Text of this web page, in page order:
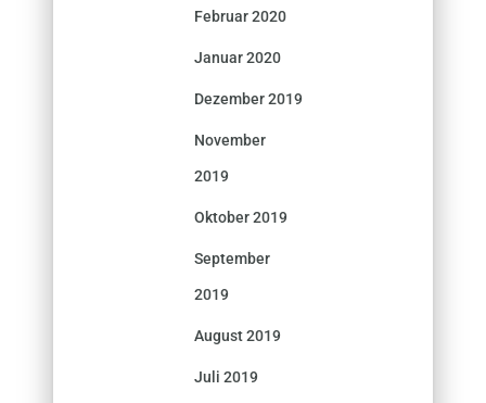
Februar 2020
Januar 2020
Dezember 2019
November
2019
Oktober 2019
September
2019
August 2019
Juli 2019